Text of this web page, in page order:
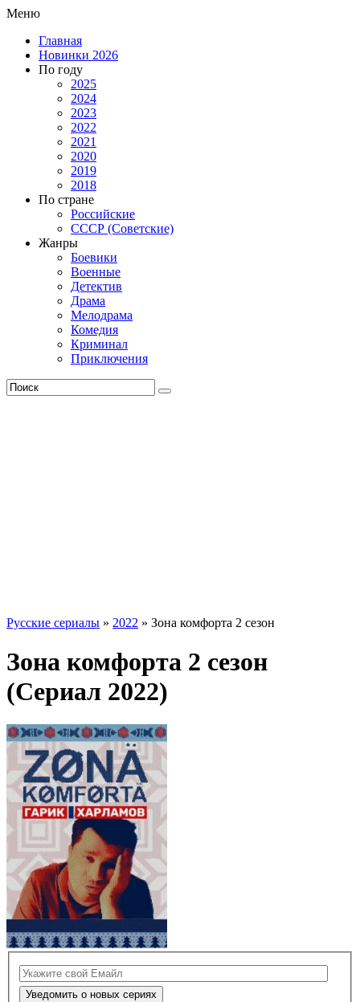
Меню
Главная
Новинки 2026
По году
2025
2024
2023
2022
2021
2020
2019
2018
По стране
Российские
СССР (Советские)
Жанры
Боевики
Военные
Детектив
Драма
Мелодрама
Комедия
Криминал
Приключения
Русские сериалы » 2022 » Зона комфорта 2 сезон
Зона комфорта 2 сезон
(Сериал 2022)
Уведомить о новых сериях